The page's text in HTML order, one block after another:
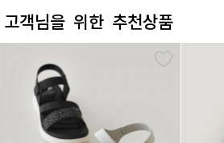
고객님을 위한 추천상품